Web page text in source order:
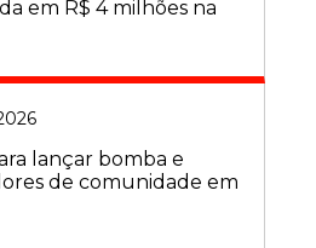
em R$ 4 milhões na
lançar bomba e
de comunidade em